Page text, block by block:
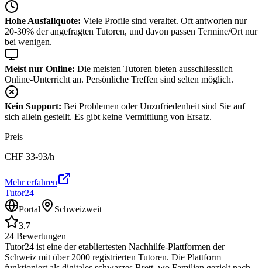
Hohe Ausfallquote: Viele Profile sind veraltet. Oft antworten nur
20-30% der angefragten Tutoren, und davon passen Termine/Ort nur
bei wenigen.
Meist nur Online: Die meisten Tutoren bieten ausschliesslich
Online-Unterricht an. Persönliche Treffen sind selten möglich.
Kein Support: Bei Problemen oder Unzufriedenheit sind Sie auf
sich allein gestellt. Es gibt keine Vermittlung von Ersatz.
Preis
CHF 33-93/h
Mehr erfahren
Tutor24
Portal
Schweizweit
3.7
24 Bewertungen
Tutor24 ist eine der etabliertesten Nachhilfe-Plattformen der
Schweiz mit über 2000 registrierten Tutoren. Die Plattform